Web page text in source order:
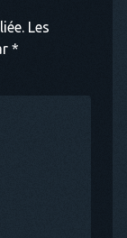
Les
*